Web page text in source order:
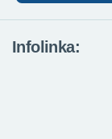
Infolinka: